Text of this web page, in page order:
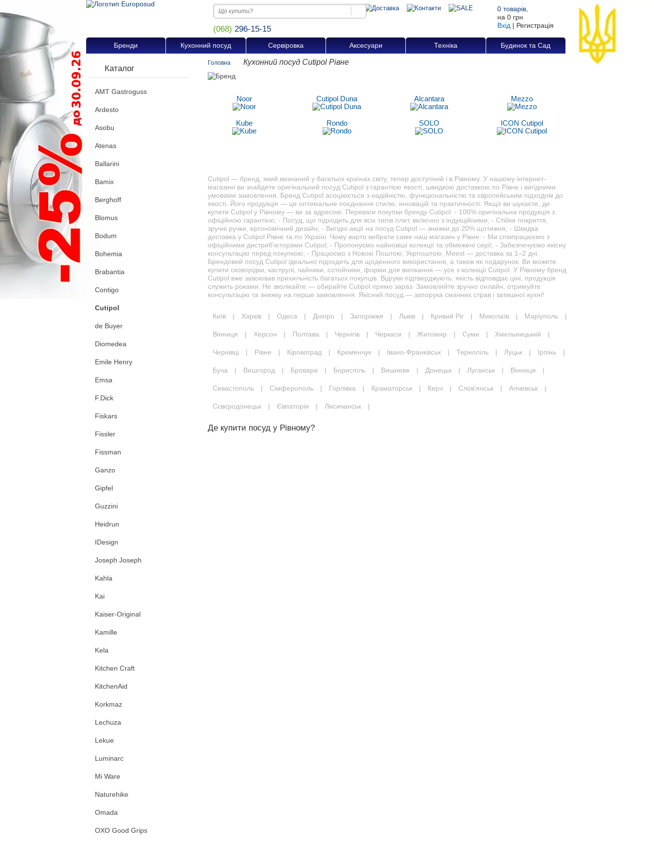
(068) 296-15-15
0 товарів
на 0 грн
Вхід | Регистрація
Бренди Кухонний посуд Сервіровка Аксесуари Техніка Будинок та Сад
Каталог
AMT Gastroguss
Ardesto
Asobu
Atenas
Ballarini
Bamix
Berghoff
Blomus
Bodum
Bohemia
Brabantia
Contigo
Cutipol
de Buyer
Diomedea
Emile Henry
Emsa
F.Dick
Fiskars
Fissler
Fissman
Ganzo
Gipfel
Guzzini
Heidrun
IDesign
Joseph Joseph
Kahla
Kai
Kaiser-Original
Kamille
Kela
Kitchen Craft
KitchenAid
Korkmaz
Lechuza
Lekue
Luminarc
Mi Ware
Naturehike
Omada
OXO Good Grips
Головна Кухонний посуд Cutipol Рівне
Noor Cutipol Duna Alcantara Mezzo
Kube Rondo SOLO ICON Cutipol
Cutipol — бренд, який визнаний у багатьох країнах світу, тепер доступний і в Рівному. У нашому інтернет-
магазині ви знайдете оригінальний посуд Cutipol з гарантією якості, швидкою доставкою по Рівне і вигідними
умовами замовлення. Бренд Cutipol асоціюється з надійністю, функціональністю та європейським підходом до
якості. Його продукція — це оптимальне поєднання стилю, інновацій та практичності. Якщо ви шукаєте, де
купити Cutipol у Рівному — ви за адресою. Переваги покупки бренду Cutipol: - 100% оригінальна продукція з
офіційною гарантією; - Посуд, що підходить для всіх типів плит, включно з індукційними; - Стійке покриття,
зручні ручки, ергономічний дизайн; - Вигідні акції на посуд Cutipol — знижки до 20% щотижня; - Швидка
доставка у Cutipol Рівне та по Україні. Чому варто вибрати саме наш магазин у Рівне: - Ми співпрацюємо з
офіційними дистриб’юторами Cutipol; - Пропонуємо найновіші колекції та обмежені серії; - Забезпечуємо якісну
консультацію перед покупкою; - Працюємо з Новою Поштою, Укрпоштою, Meest — доставка за 1–2 дні.
Брендовий посуд Cutipol ідеально підходить для щоденного використання, а також як подарунок. Ви можете
купити сковорідки, каструлі, чайники, сотейники, форми для випікання — усе з колекції Cutipol. У Рівному бренд
Cutipol вже завоював прихильність багатьох покупців. Відгуки підтверджують: якість відповідає ціні, продукція
служить роками. Не зволікайте — обирайте Cutipol прямо зараз. Замовляйте зручно онлайн, отримуйте
консультацію та знижку на перше замовлення. Якісний посуд — запорука смачних страв і затишної кухні!
Київ | Харків | Одеса | Дніпро | Запоріжжя | Львів | Кривий Ріг | Миколаїв | Маріуполь |
Вінниця | Херсон | Полтава | Чернігів | Черкаси | Житомир | Суми | Хмельницький |
Чернівці | Рівне | Кіровоград | Кременчук | Івано-Франківськ | Тернопіль | Луцьк | Ірпінь |
Буча | Вишгород | Бровари | Бориспіль | Вишневе | Донецьк | Луганськ | Вінниця |
Севастополь | Сімферополь | Горлівка | Краматорськ | Керч | Слов'янськ | Алчевськ |
Сєвєродонецьк | Євпаторія | Лисичанськ |
Де купити посуд у Рівному?